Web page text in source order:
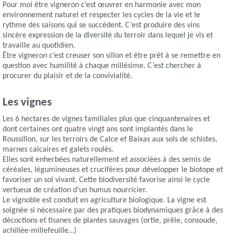
Pour moi être vigneron c’est œuvrer en harmonie avec mon
environnement naturel et respecter les cycles de la vie et le
rythme des saisons qui se succèdent. C’est produire des vins
sincère expression de la diversité du terroir dans lequel je vis et
travaille au quotidien.
Être vigneron c’est creuser son sillon et être prêt à se remettre en
question avec humilité à chaque millésime. C’est chercher à
procurer du plaisir et de la convivialité.
Les vignes
Les 6 hectares de vignes familiales plus que cinquantenaires et
dont certaines ont quatre vingt ans sont implantés dans le
Roussillon, sur les terroirs de Calce et Baixas aux sols de schistes,
marnes calcaires et galets roulés.
Elles sont enherbées naturellement et associées à des semis de
céréales, légumineuses et crucifères pour développer le biotope et
favoriser un sol vivant. Cette biodiversité favorise ainsi le cycle
vertueux de création d’un humus nourricier.
Le vignoble est conduit en agriculture biologique. La vigne est
soignée si nécessaire par des pratiques biodynamiques grâce à des
décoctions et tisanes de plantes sauvages (ortie, prêle, consoude,
achillée-millefeuille…)